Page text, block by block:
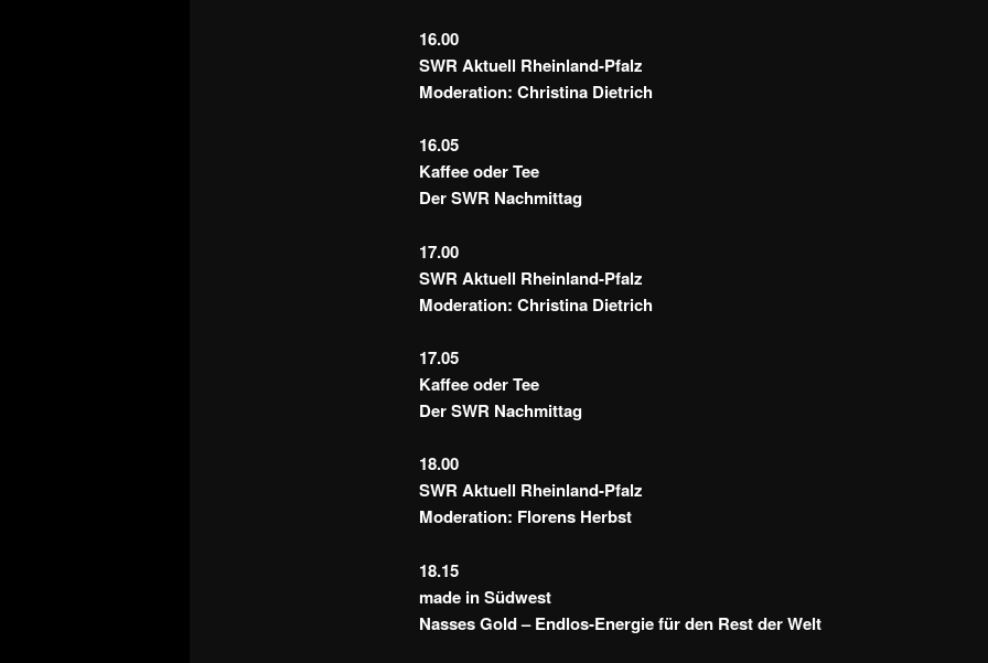
16.00
SWR Aktuell Rheinland-Pfalz
Moderation: Christina Dietrich
16.05
Kaffee oder Tee
Der SWR Nachmittag
17.00
SWR Aktuell Rheinland-Pfalz
Moderation: Christina Dietrich
17.05
Kaffee oder Tee
Der SWR Nachmittag
18.00
SWR Aktuell Rheinland-Pfalz
Moderation: Florens Herbst
18.15
made in Südwest
Nasses Gold – Endlos-Energie für den Rest der Welt